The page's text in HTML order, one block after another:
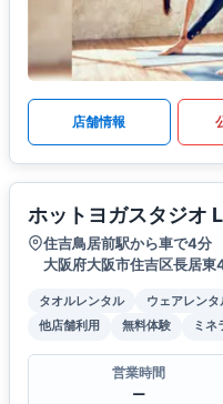
店舗情報
ホットヨガスタジオ
住吉鳥居前駅から車で4分
大阪府大阪市住吉区長居
タオルレンタル ウェアレンタ
他店舗利用
無料体験 ミネ
営業時間
ー